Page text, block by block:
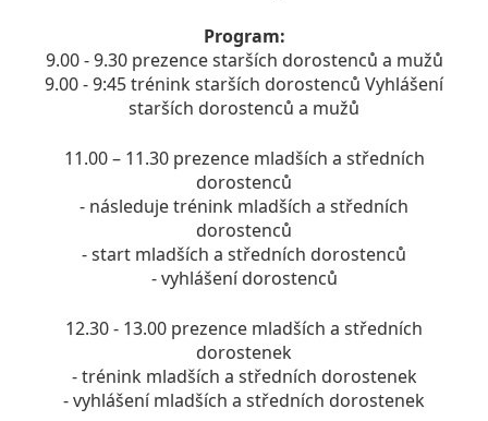
Program:
9.00 - 9.30 prezence starších dorostenců a mužů
9.00 - 9:45 trénink starších dorostenců Vyhlášení
starších dorostenců a mužů
11.00 – 11.30 prezence mladších a středních
dorostenců
- následuje trénink mladších a středních
dorostenců
- start mladších a středních dorostenců
- vyhlášení dorostenců
12.30 - 13.00 prezence mladších a středních
dorostenek
- trénink mladších a středních dorostenek
- vyhlášení mladších a středních dorostenek